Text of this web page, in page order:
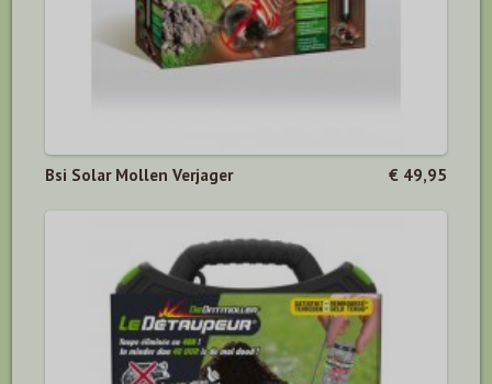
Bsi Solar Mollen Verjager € 49,95